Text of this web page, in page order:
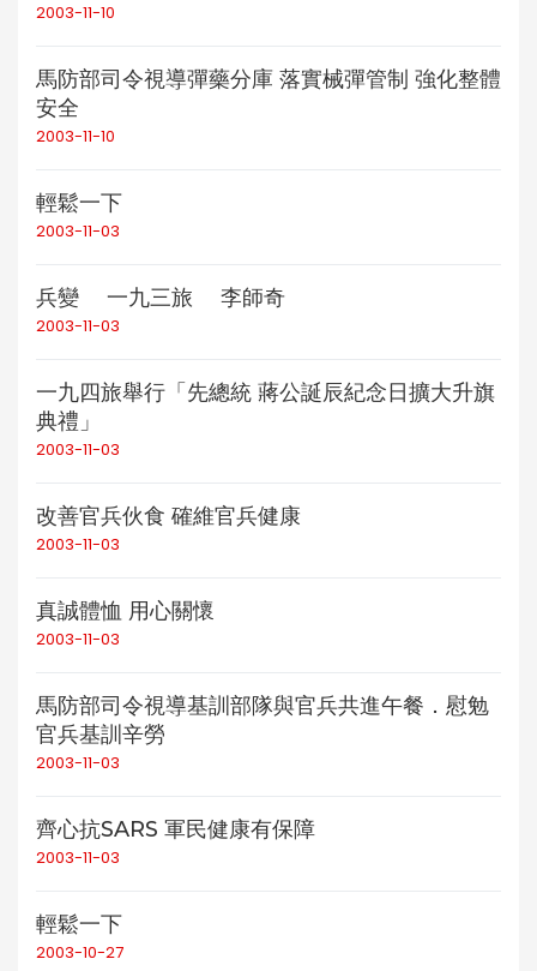
2003-11-10
馬防部司令視導彈藥分庫 落實械彈管制 強化整體
安全
2003-11-10
輕鬆一下
2003-11-03
兵變 一九三旅 李師奇
2003-11-03
一九四旅舉行「先總統 蔣公誕辰紀念日擴大升旗
典禮」
2003-11-03
改善官兵伙食 確維官兵健康
2003-11-03
真誠體恤 用心關懷
2003-11-03
馬防部司令視導基訓部隊與官兵共進午餐．慰勉
官兵基訓辛勞
2003-11-03
齊心抗SARS 軍民健康有保障
2003-11-03
輕鬆一下
2003-10-27